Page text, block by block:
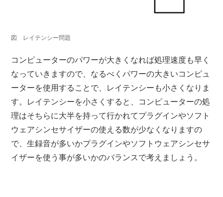
図 レイテンシー問題
コンピューターのパワーが大きくなれば処理速度も早く
なっていきますので、なるべくパワーの大きいコンピュ
ーターを使用することで、レイテンシーも小さくなりま
す。レイテンシーを小さくすると、コンピューターの処
理はそちらに大半を持って行かれてプラグインやソフト
ウェアシンセサイザーの使える数が少なくなりますの
で、生録音が多いかプラグインやソフトウェアシンセサ
イザーを使う事が多いかのバランスで考えましょう。